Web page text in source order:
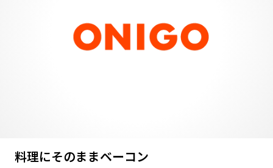
料理にそのままベーコン